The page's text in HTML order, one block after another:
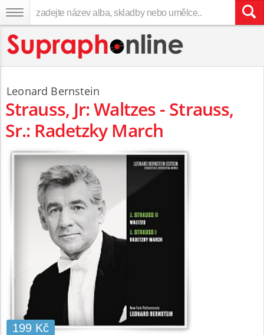
Leonard Bernstein
Strauss, Jr: Waltzes - Strauss,
Sr.: Radetzky March
199 Kč